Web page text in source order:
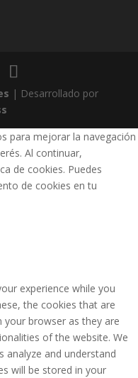
| Desarrollado por
para mejorar la navegación
Al continuar,
de cookies. Puedes
de cookies en tu
experience while you
the cookies that are
your browser as they are
of the website. We
analyze and understand
will be stored in your